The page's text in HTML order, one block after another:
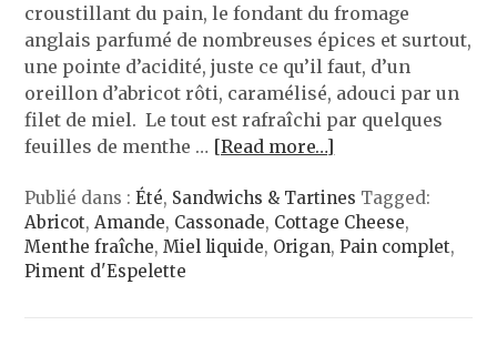
croustillant du pain, le fondant du fromage
anglais parfumé de nombreuses épices et surtout,
une pointe d’acidité, juste ce qu’il faut, d’un
oreillon d’abricot rôti, caramélisé, adouci par un
filet de miel. Le tout est rafraîchi par quelques
feuilles de menthe … [Read more…]
Publié dans :Été, Sandwichs & Tartines Tagged:
Abricot,Amande, Cassonade, Cottage Cheese,
Menthe fraîche,Miel liquide, Origan,Pain complet,
Piment d'Espelette